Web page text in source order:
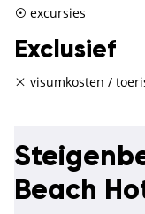
excursies
Exclusief
visumkosten /
Beach